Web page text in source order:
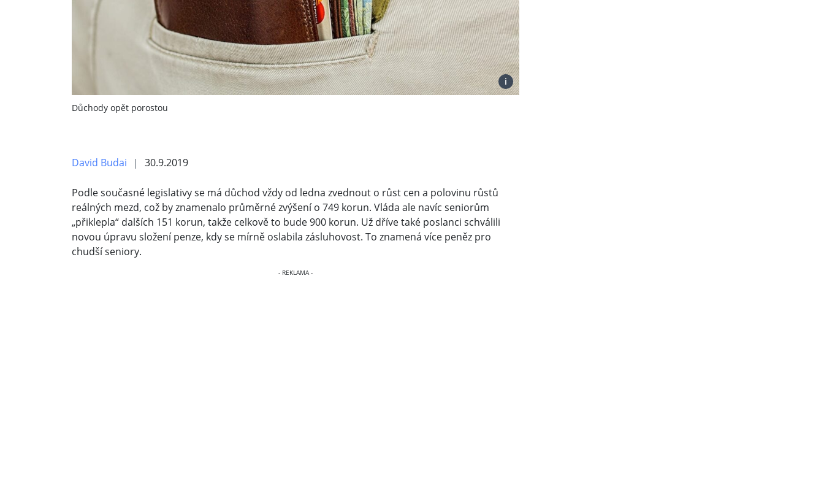
i
Důchody opět porostou
David Budai 30.9.2019
Podle současné legislativy se má důchod vždy od ledna zvednout o růst cen a polovinu růstů
reálných mezd, což by znamenalo průměrné zvýšení o 749 korun. Vláda ale navíc seniorům
„přiklepla“ dalších 151 korun, takže celkově to bude 900 korun. Už dříve také poslanci schválili
novou úpravu složení penze, kdy se mírně oslabila zásluhovost. To znamená více peněz pro
chudší seniory.